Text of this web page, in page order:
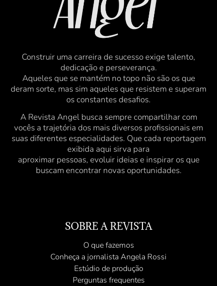
Construir uma carreira de sucesso exige talento,
dedicação e perseverança.
Aqueles que se mantém no topo não são os que
deram sorte, mas sim aqueles que resistem e superam
os constantes desafios.
A Revista Angel busca sempre compartilhar com
vocês a trajetória dos mais diversos profissionais em
suas diferentes especialidades. Que cada reportagem
exibida aqui sirva para
aproximar pessoas, evoluir ideias e inspirar os que
buscam encontrar novas oportunidades.
SOBRE A REVISTA
O que fazemos
Conheça a jornalista Angela Rossi
Estúdio de produção
Perguntas frequentes